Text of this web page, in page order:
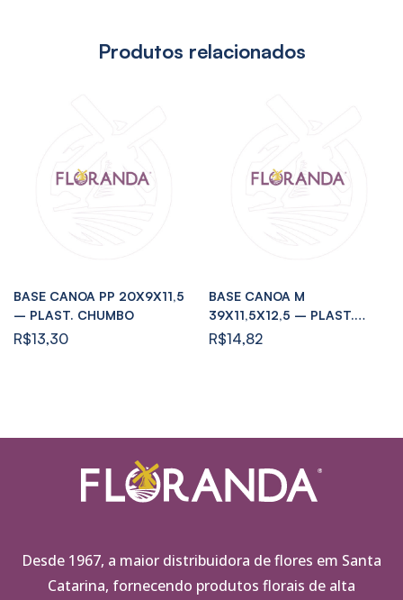
Produtos relacionados
BASE CANOA PP 20X9X11,5
– PLAST. CHUMBO
R$13,30
BASE CANOA M
39X11,5X12,5 – PLAST.
CHUMBO
R$14,82
Desde 1967, a maior distribuidora de flores em Santa
Catarina, fornecendo produtos florais de alta